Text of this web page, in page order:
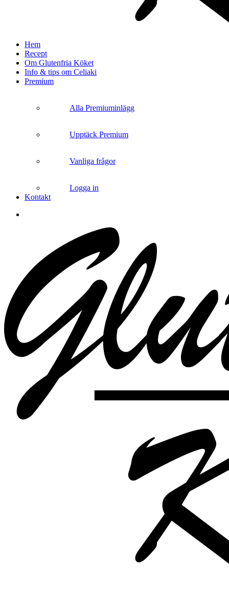
search
Menu
Hem
Recept
Om Glutenfria Köket
Info & tips om Celiaki
Premium
Alla Premiuminlägg
Upptäck Premium
Vanliga frågor
Logga in
Kontakt